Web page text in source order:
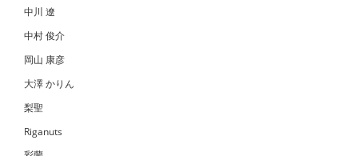
中川 遼
中村 俊介
岡山 康彦
大澤 かりん
梨聖
Riganuts